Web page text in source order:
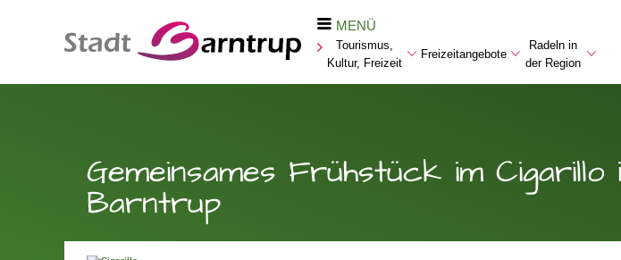
MENÜ
Tourismus,
Kultur, Freizeit
Freizeitangebote
Radeln in
der Region
Gemeinsames Frühstück im Cigarillo
Barntrup